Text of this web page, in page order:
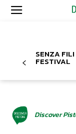
SENZA
FESTIVAL
Discover